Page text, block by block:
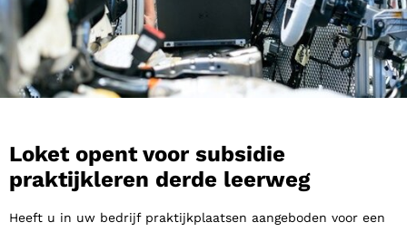
Loket opent voor subsidie
praktijkleren derde leerweg
Heeft u in uw bedrijf praktijkplaatsen aangeboden voor een